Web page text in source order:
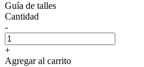
Guía de talles
Cantidad
-
+
Agregar al carrito